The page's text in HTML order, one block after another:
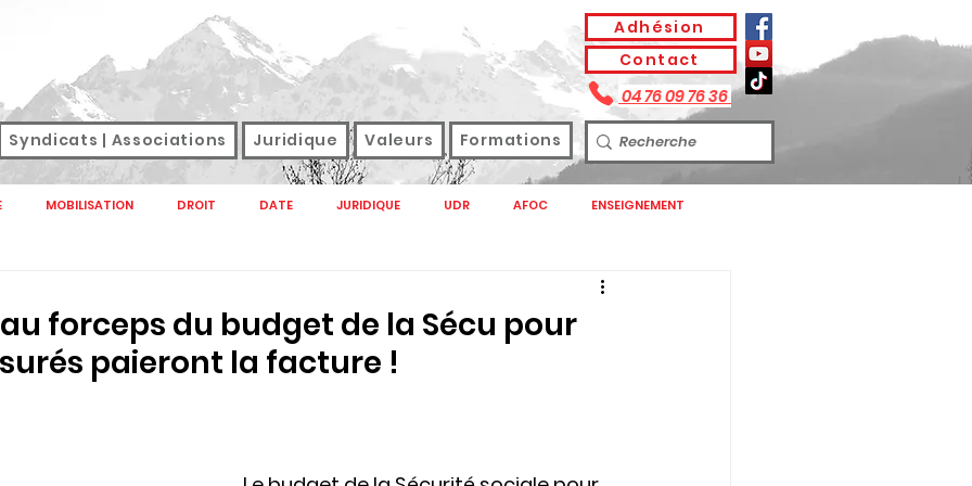
Syndicats | Associations Juridique Valeurs Formations
Adhésion
Contact
04 76 09 76 36
MOBILISATION DROIT DATE JURIDIQUE UDR AFOC ENSEIGNEMENT
GREVE SALAIRES DROIT DE GREVE SERVICES PUBLICS ET DE SANTE
forceps du budget de la Sécu pour
paieront la facture !